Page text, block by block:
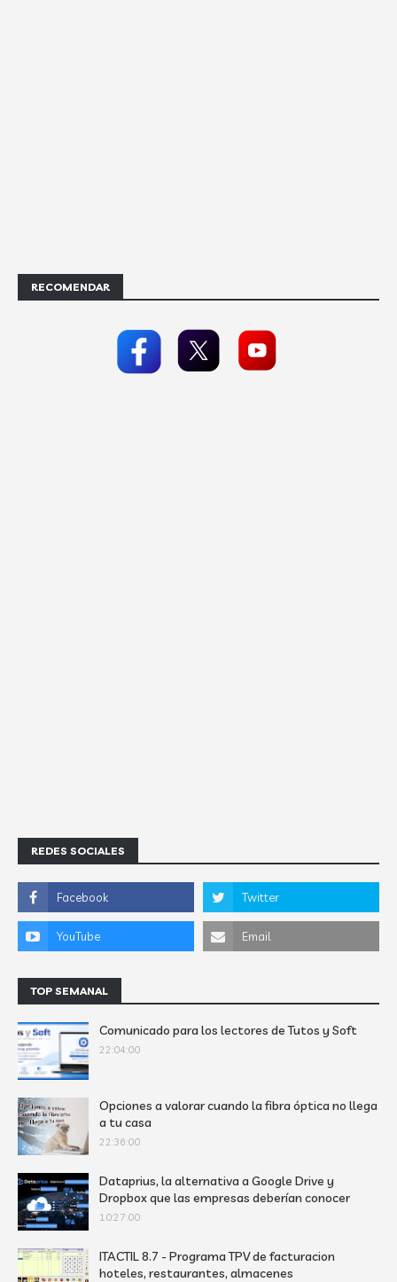
RECOMENDAR
REDES SOCIALES
TOP SEMANAL
Comunicado para los lectores de Tutos y Soft
22:04:00
Opciones a valorar cuando la fibra óptica no llega
a tu casa
22:36:00
Dataprius, la alternativa a Google Drive y
Dropbox que las empresas deberían conocer
10:27:00
ITACTIL 8.7 - Programa TPV de facturacion
hoteles, restaurantes, almacenes